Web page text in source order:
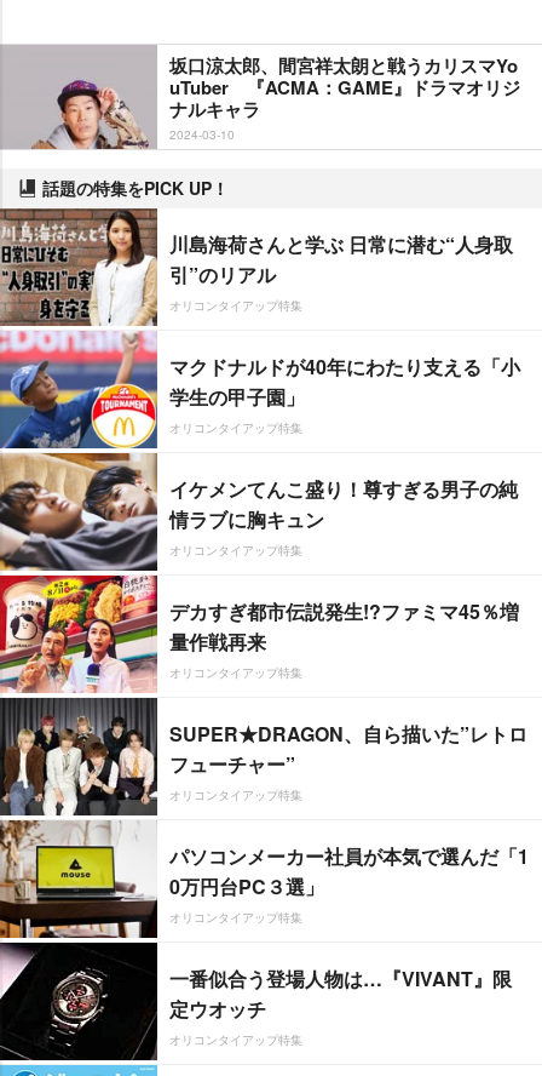
坂口涼太郎、間宮祥太朗と戦うカリスマYo
uTuber 『ACMA：GAME』ドラマオリジ
ナルキャラ
2024-03-10
話題の特集をPICK UP！
川島海荷さんと学ぶ 日常に潜む“人身取
引”のリアル
オリコンタイアップ特集
マクドナルドが40年にわたり支える「小
学生の甲子園」
オリコンタイアップ特集
イケメンてんこ盛り！尊すぎる男子の純
情ラブに胸キュン
オリコンタイアップ特集
デカすぎ都市伝説発生!?ファミマ45％増
量作戦再来
オリコンタイアップ特集
SUPER★DRAGON、自ら描いた”レトロ
フューチャー”
オリコンタイアップ特集
パソコンメーカー社員が本気で選んだ「1
0万円台PC３選」
オリコンタイアップ特集
一番似合う登場人物は…『VIVANT』限
定ウオッチ
オリコンタイアップ特集